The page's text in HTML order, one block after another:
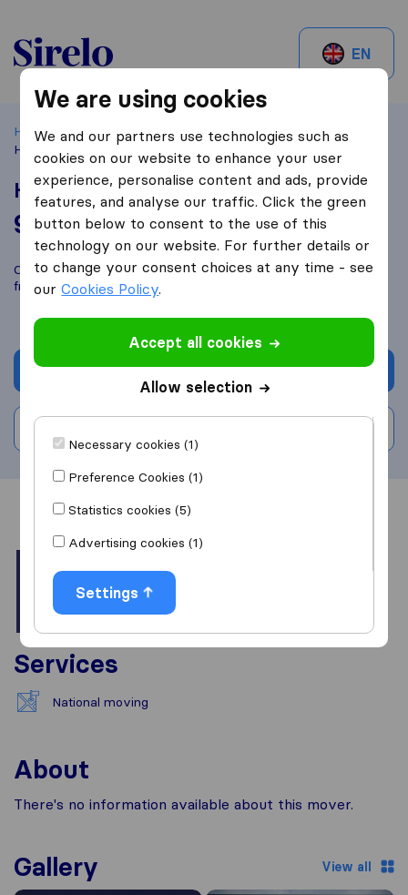
Sirelo.ch
EN
Home Best Moving Companies in Switzerland
Dietlikon
Highspeed Umzüge
Highspeed Umzüge
9,4 based on91
Sirelo and Google reviews
i
Compare Highspeed Umzüge with other moving companies
fromDietlikon
Get quote
Overview Reviews
Services
National moving
About
There's no information available about this mover.
Gallery View all
We are using cookies
We and our partners use technologies such as
cookies on our website to enhance your user
experience, personalise content and ads, provide
features, and analyse our traffic. Click the green
button below to consent to the use of this
technology on our website. For further details or
to change your consent choices at any time - see
ourCookies Policy.
Accept all cookies
Allow selection
Necessary cookies (1)
Preference Cookies (1)
Statistics cookies (5)
Advertising cookies (1)
Settings